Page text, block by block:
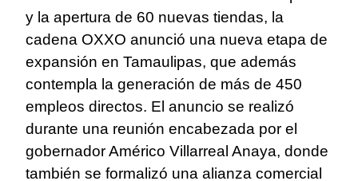
y la apertura de 60 nuevas tiendas, la
cadena OXXO anunció una nueva etapa de
expansión en Tamaulipas, que además
contempla la generación de más de 450
empleos directos. El anuncio se realizó
durante una reunión encabezada por el
gobernador Américo Villarreal Anaya, donde
también se formalizó una alianza comercial